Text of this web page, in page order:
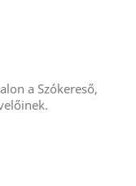
a Szókereső,